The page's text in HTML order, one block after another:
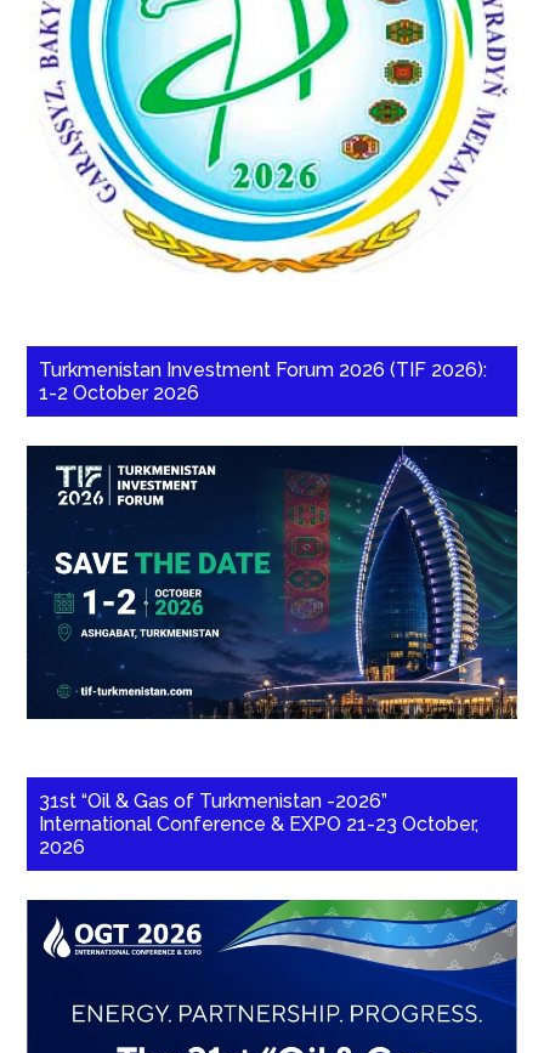
Turkmenistan Investment Forum 2026 (TIF 2026):
1-2 October 2026
31st “Oil & Gas of Turkmenistan -2026”
International Conference & EXPO 21-23 October,
2026